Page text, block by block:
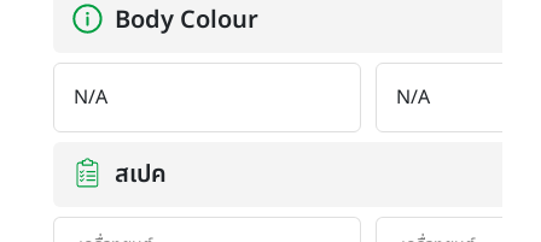
Body Colour
N/A N/A
สเปค